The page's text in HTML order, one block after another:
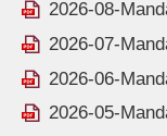
2026-08-
2026-07-
2026-06-
2026-05-